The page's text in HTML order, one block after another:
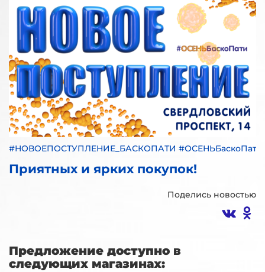
#НОВОЕПОСТУПЛЕНИЕ_БАСКОПАТИ #ОСЕНЬБаскоПати
Приятных и ярких покупок!
Поделись новостью
Предложение доступно в
следующих магазинах: